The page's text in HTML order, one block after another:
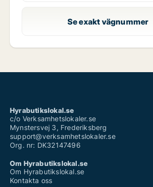
Se exakt vägnummer
Hyrabutikslokal.se
c/o Verksamhetslokaler.se
Mynstersvej 3, Frederiksberg
support@verksamhetslokaler.se
Org. nr: DK32147496
Om Hyrabutikslokal.se
Om Hyrabutikslokal.se
Kontakta oss